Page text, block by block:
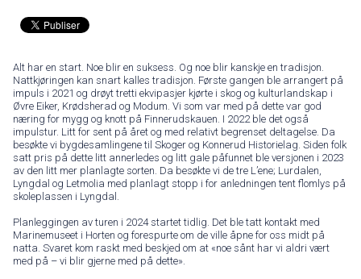
Alt har en start. Noe blir en suksess. Og noe blir kanskje en tradisjon.
Nattkjøringen kan snart kalles tradisjon. Første gangen ble arrangert på
impuls i 2021 og drøyt tretti ekvipasjer kjørte i skog og kulturlandskap i
Øvre Eiker, Krødsherad og Modum. Vi som var med på dette var god
næring for mygg og knott på Finnerudskauen. I 2022 ble det også
impulstur. Litt for sent på året og med relativt begrenset deltagelse. Da
besøkte vi bygdesamlingene til Skoger og Konnerud Historielag. Siden folk
satt pris på dette litt annerledes og litt gale påfunnet ble versjonen i 2023
av den litt mer planlagte sorten. Da besøkte vi de tre L’ene; Lurdalen,
Lyngdal og Letmolia med planlagt stopp i for anledningen tent flomlys på
skoleplassen i Lyngdal.
Planleggingen av turen i 2024 startet tidlig. Det ble tatt kontakt med
Marinemuseet i Horten og forespurte om de ville åpne for oss midt på
natta. Svaret kom raskt med beskjed om at «noe sånt har vi aldri vært
med på – vi blir gjerne med på dette».